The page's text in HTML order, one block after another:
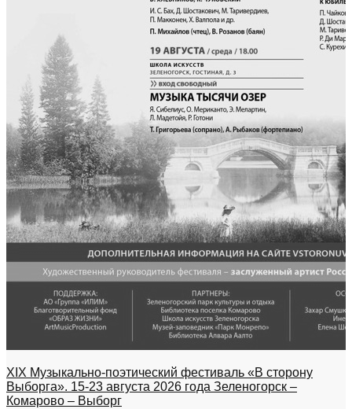
XIX Музыкально-поэтический фестиваль «В сторону
Выборга». 15-23 августа 2026 года Зеленогорск –
Комарово – Выборг